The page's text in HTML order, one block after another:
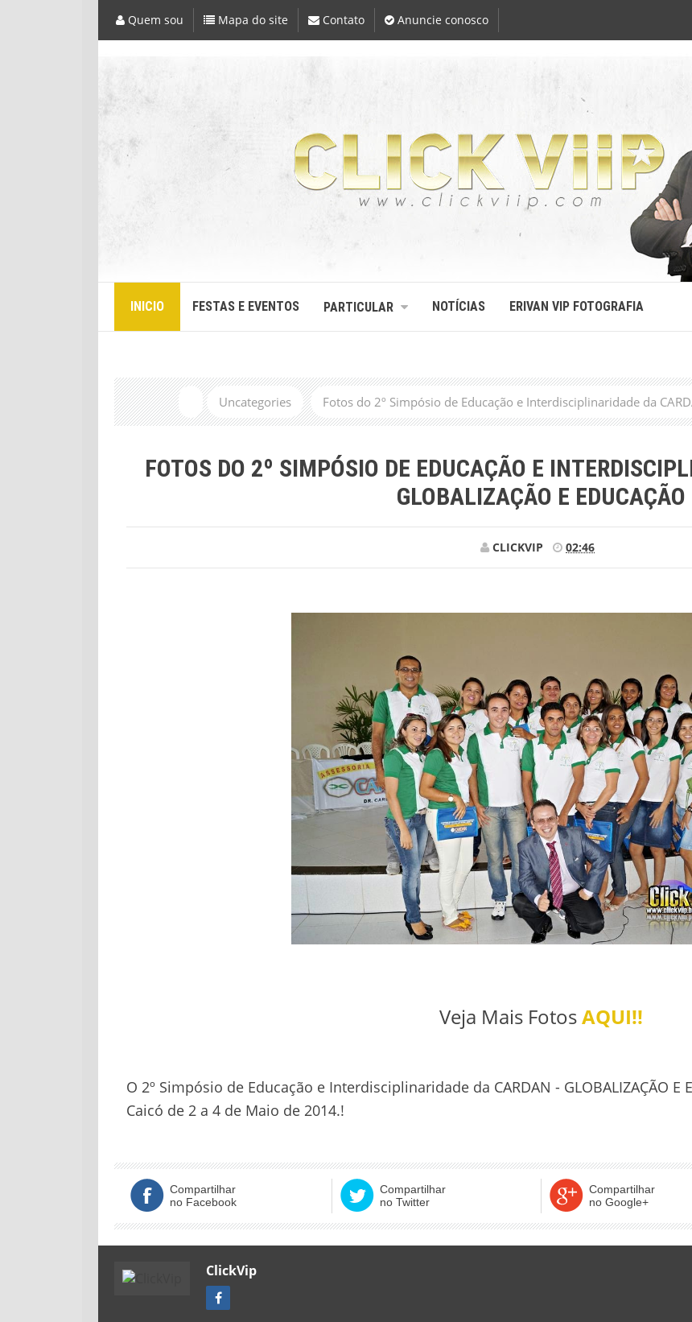
Quem sou Mapa do site Contato Anuncie conosco
INICIO FESTAS E EVENTOS PARTICULAR NOTÍCIAS ERIVAN VIP FOTOGRAFIA
Uncategories Fotos do 2º Simpósio de Educação e Interdisciplinaridade da
FOTOS DO 2º SIMPÓSIO DE EDUCAÇÃO E
GLOBALIZAÇÃO E EDUCAÇÃO
CLICKVIP 02:46
Veja Mais FotosAQUI!!
O 2º Simpósio de Educação e Interdisciplinaridade da CARDAN - GLOBALIZAÇÃO E
Caicó de 2 a 4 de Maio de 2014.!
Compartilhar
no Facebook
Compartilhar
no Twitter
Compartilhar
no Google+
ClickVip